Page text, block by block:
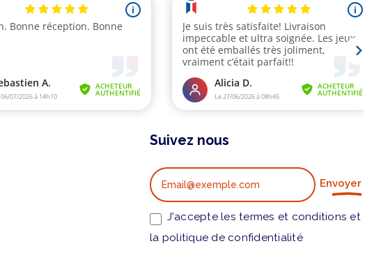
Suivez nous
Envoyer
J'accepte les termes et conditions et
la politique de confidentialité